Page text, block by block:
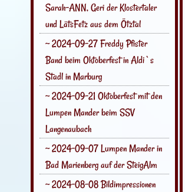
Sarah-ANN, Geri der Klostertaler
und LätsFetz aus dem Ötztal
~ 2024-09-27 Freddy Pfister
Band beim Oktoberfest in Aldi`s
Stadl in Marburg
~ 2024-09-21 Oktoberfest mit den
Lumpen Mander beim SSV
Langenaubach
~ 2024-09-07 Lumpen Mander in
Bad Marienberg auf der SteigAlm
~ 2024-08-08 Bildimpressionen